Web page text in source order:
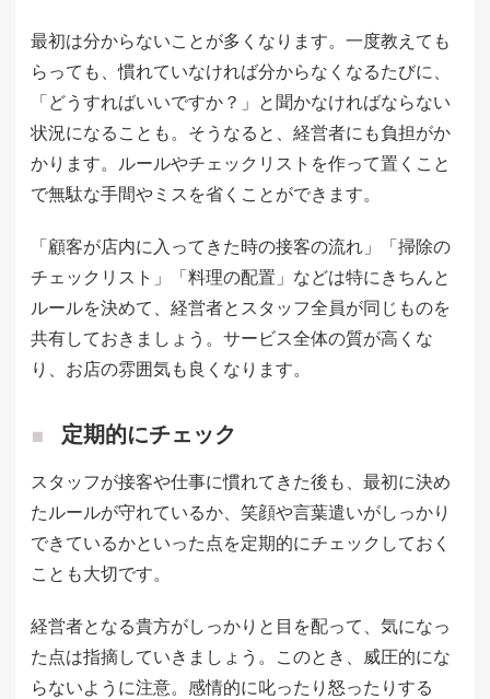
最初は分からないことが多くなります。一度教えても
らっても、慣れていなければ分からなくなるたびに、
「どうすればいいですか？」と聞かなければならない
状況になることも。そうなると、経営者にも負担がか
かります。ルールやチェックリストを作って置くこと
で無駄な手間やミスを省くことができます。
「顧客が店内に入ってきた時の接客の流れ」「掃除の
チェックリスト」「料理の配置」などは特にきちんと
ルールを決めて、経営者とスタッフ全員が同じものを
共有しておきましょう。サービス全体の質が高くな
り、お店の雰囲気も良くなります。
定期的にチェック
スタッフが接客や仕事に慣れてきた後も、最初に決め
たルールが守れているか、笑顔や言葉遣いがしっかり
できているかといった点を定期的にチェックしておく
ことも大切です。
経営者となる貴方がしっかりと目を配って、気になっ
た点は指摘していきましょう。このとき、威圧的にな
らないように注意。感情的に叱ったり怒ったりする